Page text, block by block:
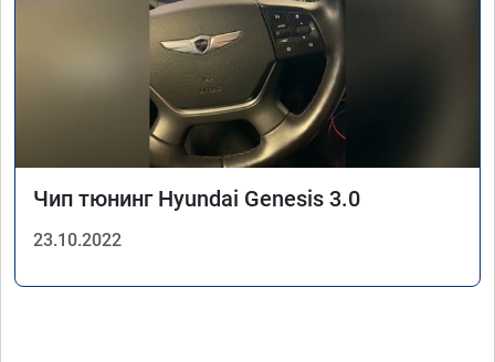
Чип тюнинг Hyundai Genesis 3.0
23.10.2022